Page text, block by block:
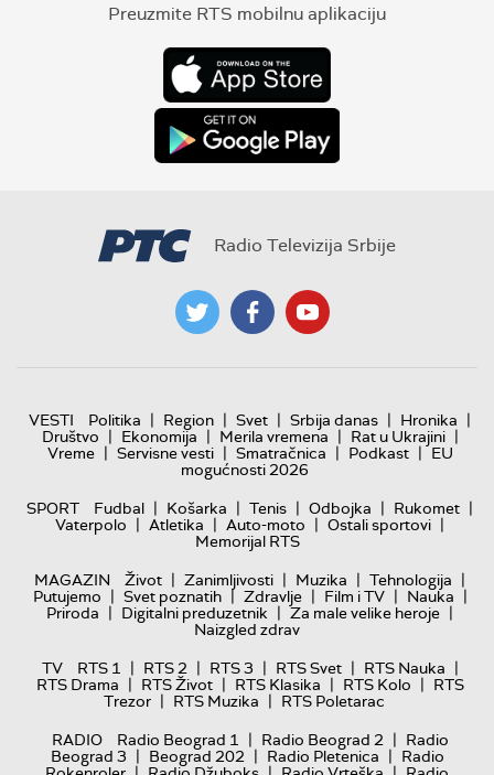
Preuzmite RTS mobilnu aplikaciju
Radio Televizija Srbije
VESTI Politika | Region | Svet | Srbija danas | Hronika |
Društvo | Ekonomija | Merila vremena | Rat u Ukrajini |
Vreme | Servisne vesti | Smatračnica | Podkast | EU
mogućnosti 2026
SPORT
Fudbal | Košarka | Tenis | Odbojka | Rukomet |
Vaterpolo | Atletika | Auto-moto | Ostali sportovi |
Memorijal RTS
MAGAZIN
Život | Zanimljivosti | Muzika | Tehnologija |
Putujemo | Svet poznatih | Zdravlje | Film i TV | Nauka |
Priroda | Digitalni preduzetnik | Za male velike heroje |
Naizgled zdrav
TV
RTS 1 | RTS 2 | RTS 3 | RTS Svet | RTS Nauka |
RTS Drama | RTS Život | RTS Klasika | RTS Kolo | RTS
Trezor | RTS Muzika | RTS Poletarac
RADIO
Radio Beograd 1 | Radio Beograd 2 | Radio
Beograd 3 | Beograd 202 | Radio Pletenica | Radio